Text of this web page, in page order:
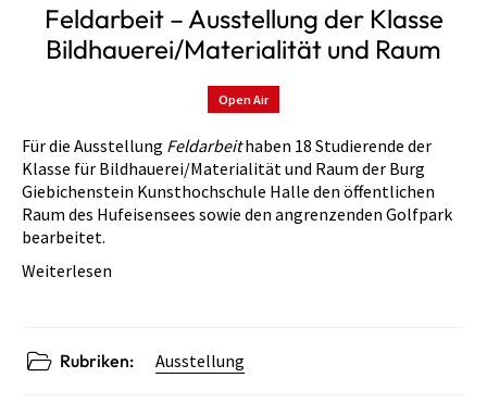
Feldarbeit – Ausstellung der Klasse
Bildhauerei/Materialität und Raum
Open Air
Für die Ausstellung Feldarbeithaben 18 Studierende der
Klasse für Bildhauerei/Materialität und Raum der Burg
Giebichenstein Kunsthochschule Halle den öffentlichen
Raum des Hufeisensees sowie den angrenzenden Golfpark
bearbeitet.
Weiterlesen
Rubriken: Ausstellung